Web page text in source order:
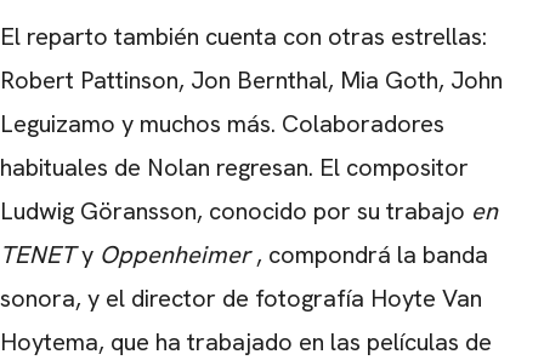
El reparto también cuenta con otras estrellas:
Robert Pattinson, Jon Bernthal, Mia Goth, John
Leguizamo y muchos más. Colaboradores
habituales de Nolan regresan. El compositor
Ludwig Göransson, conocido por su trabajo en
TENETy Oppenheimer, compondrá la banda
sonora, y el director de fotografía Hoyte Van
Hoytema, que ha trabajado en las películas de